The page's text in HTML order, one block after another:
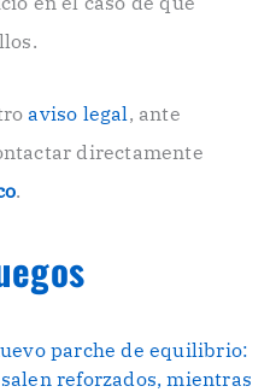
aviso legal, ante
directamente
.
parche de equilibrio:
reforzados, mientras